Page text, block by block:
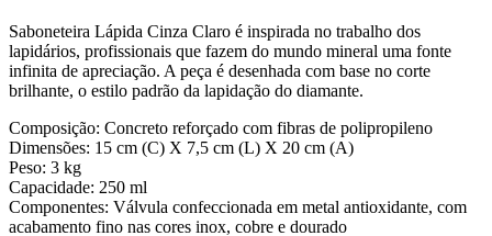
Saboneteira Lápida Cinza Claro é inspirada no trabalho dos
lapidários, profissionais que fazem do mundo mineral uma fonte
infinita de apreciação. A peça é desenhada com base no corte
brilhante, o estilo padrão da lapidação do diamante.
Composição: Concreto reforçado com fibras de polipropileno
Dimensões: 15 cm (C) X 7,5 cm (L) X 20 cm (A)
Peso: 3 kg
Capacidade: 250 ml
Componentes: Válvula confeccionada em metal antioxidante, com
acabamento fino nas cores inox, cobre e dourado